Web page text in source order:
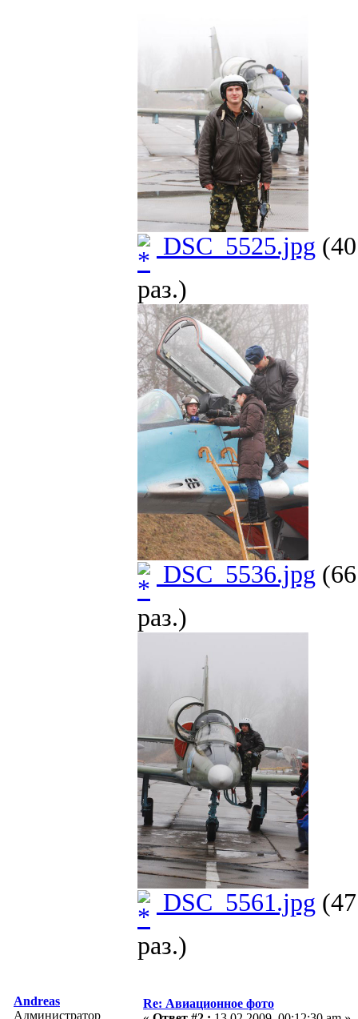
DSC_5525.jpg
раз.)
DSC_5536.jpg
раз.)
DSC_5561.jpg
раз.)
Andreas
Администратор
Re: Авиационное фото